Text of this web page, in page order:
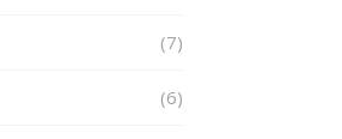
(7)
(6)